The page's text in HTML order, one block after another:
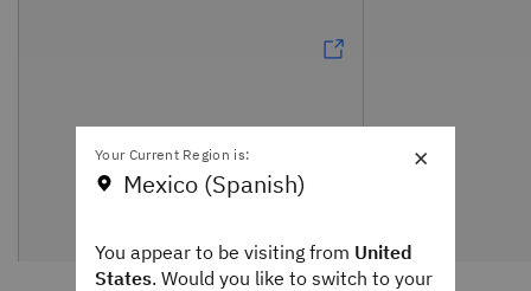
×
Your Current Region is:
Mexico (Spanish)
You appear to be visiting from United
States. Would you like to switch to your